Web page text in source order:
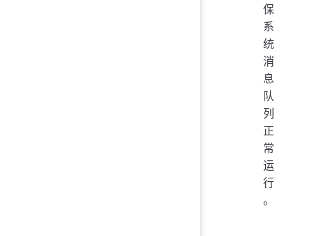
保
系
统
消
息
队
列
正
常
运
行
。